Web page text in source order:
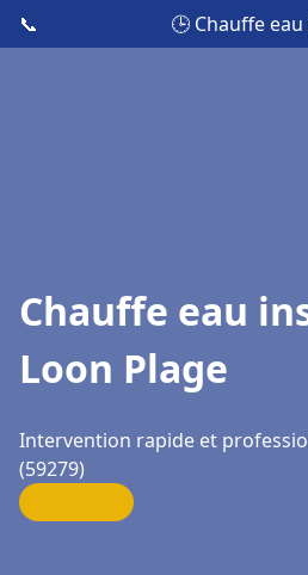
📞 🕒 Chauffe
Chauffe eau
Loon Plage
Intervention rapide et
(59279)